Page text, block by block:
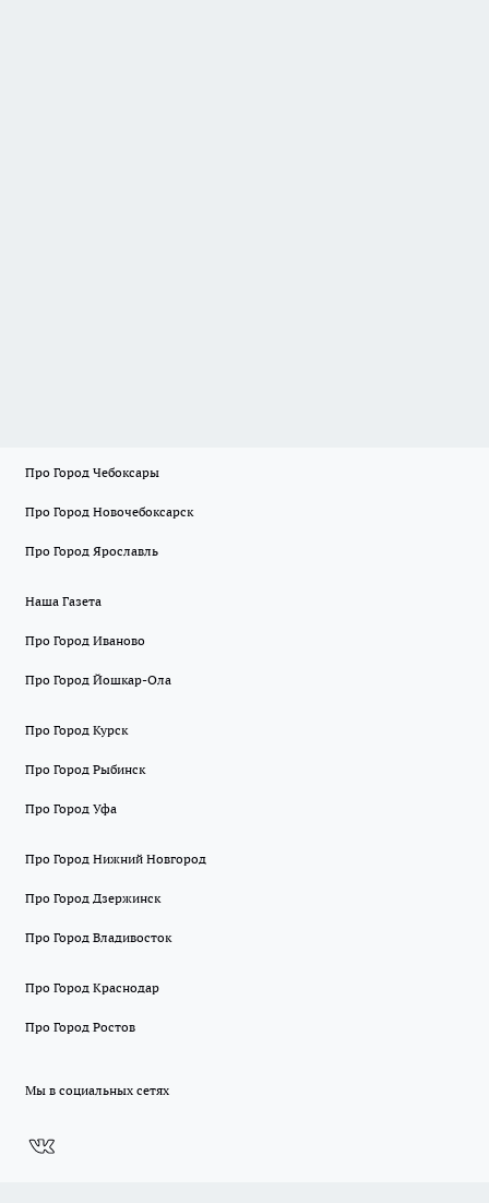
Про Город Чебоксары
Про Город Новочебоксарск
Про Город Ярославль
Наша Газета
Про Город Иваново
Про Город Йошкар-Ола
Про Город Курск
Про Город Рыбинск
Про Город Уфа
Про Город Нижний Новгород
Про Город Дзержинск
Про Город Владивосток
Про Город Краснодар
Про Город Ростов
Мы в социальных сетях